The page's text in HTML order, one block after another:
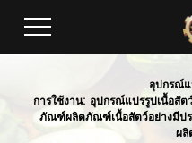
อุปกรณ์
การใช้งาน: อุปกรณ์แปรรูปเนื้อสัต
ภัณฑ์ผลิตภัณฑ์เนื้อสัตว์อย่างมีปร
ผลิ